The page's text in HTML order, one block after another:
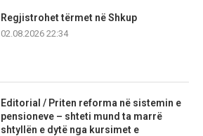
Regjistrohet tërmet në Shkup
02.08.2026 22:34
Editorial / Priten reforma në sistemin e
pensioneve – shteti mund ta marrë
shtyllën e dytë nga kursimet e